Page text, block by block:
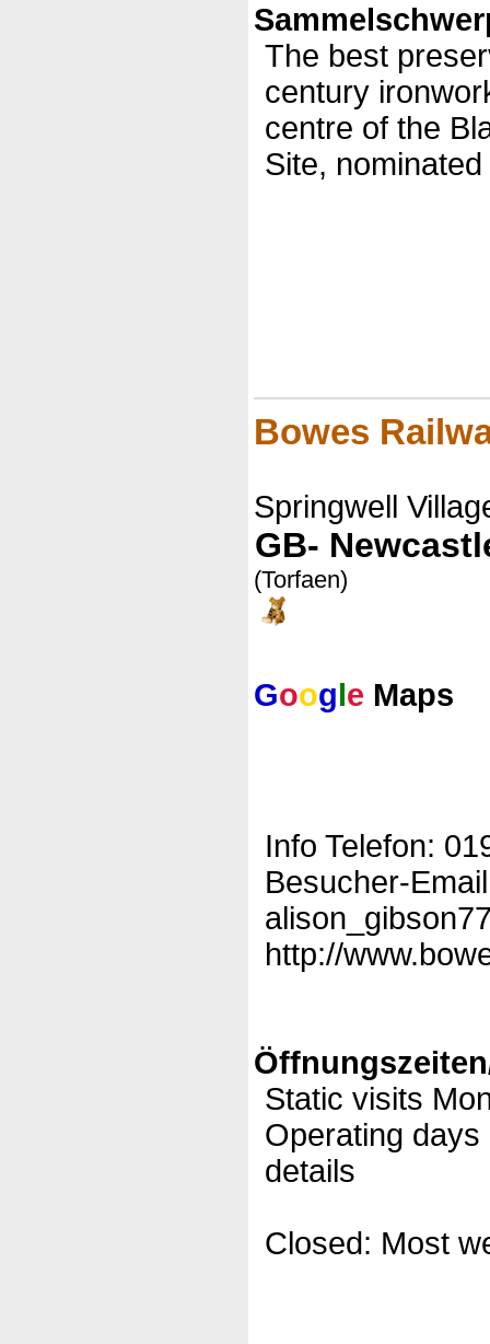
The best
century
centre of the
Site,
Bowes
Springwell
GB-
(Torfaen)
Google Maps
Info Telefon:
Besucher-
http://
Static visits
Operating
details
Closed: Most